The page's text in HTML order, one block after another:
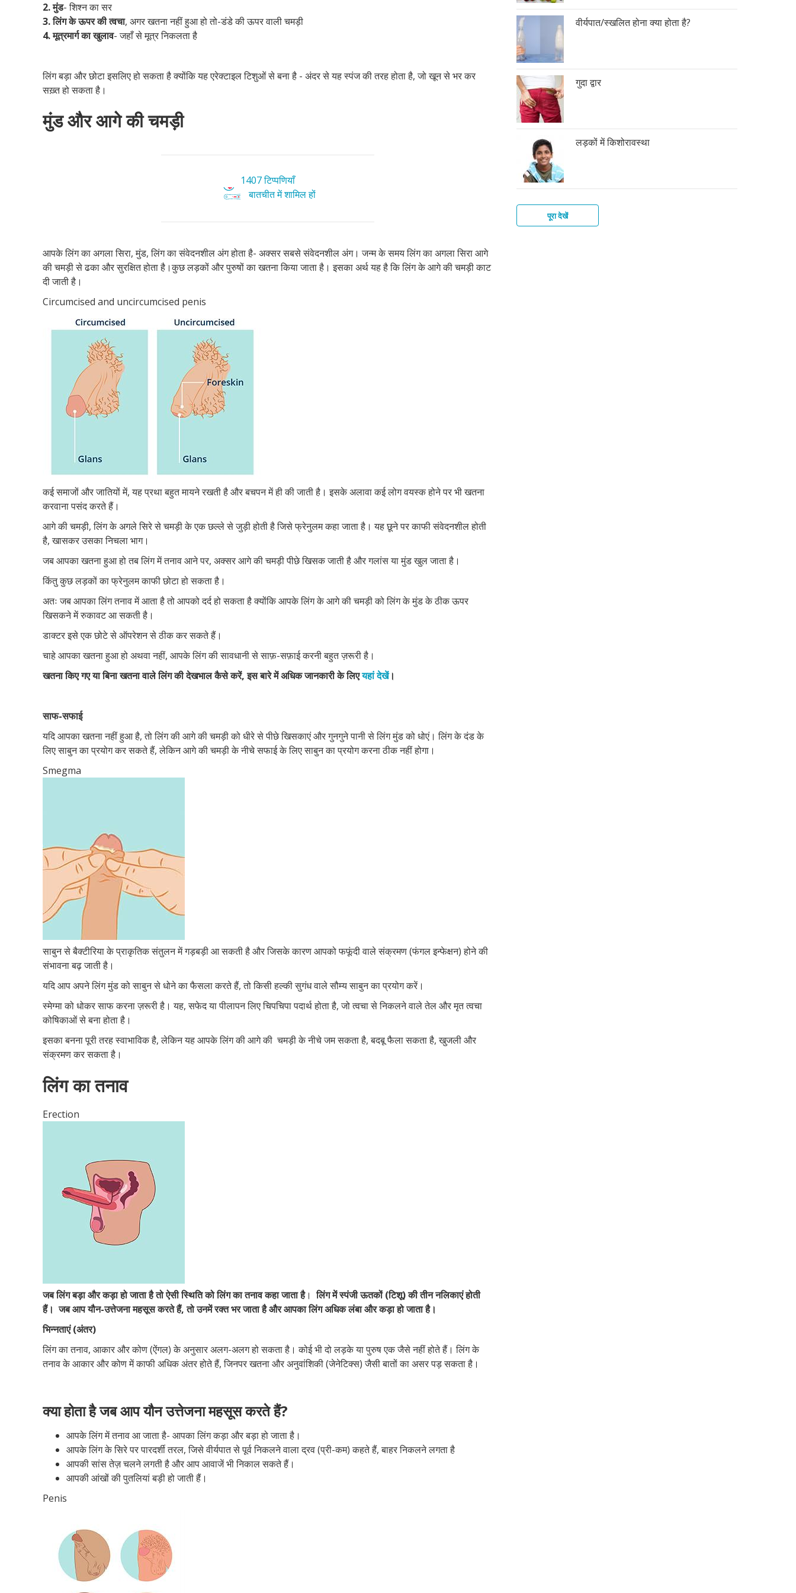
2.मुंड- शिश्न का सर
3. लिंग के ऊपर की त्वचा, अगर खतना नहीं हुआ हो तो-डंडे की ऊपर वाली चमड़ी
4. मूत्रमार्ग का खुलाव- जहाँ से मूत्र निकलता है
लिंग बड़ा और छोटा इसलिए हो सकता है क्योंकि यह एरेक्टाइल टिशुओं से बना है - अंदर से यह स्पंज की तरह होता है, जो खून से भर कर
सख़्त हो सकता है।
मुंड और आगे की चमड़ी
1407 टिप्पणियाँ
बातचीत में शामिल हों
आपके लिंग का अगला सिरा, मुंड, लिंग का संवेदनशील अंग होता है- अक्सर सबसे संवेदनशील अंग। जन्म के समय लिंग का अगला सिरा आगे
की चमड़ी से ढका और सुरक्षित होता है।कुछ लड़कों और पुरुषों का खतना किया जाता है। इसका अर्थ यह है कि लिंग के आगे की चमड़ी काट
दी जाती है।
Circumcised and uncircumcised penis
कई समाजों और जातियों में, यह प्रथा बहुत मायने रखती है और बचपन में ही की जाती है। इसके अलावा कई लोग वयस्क होने पर भी खतना
करवाना पसंद करते हैं।
आगे की चमड़ी, लिंग के अगले सिरे से चमड़ी के एक छल्ले से जुड़ी होती है जिसे फ्रेनुलम कहा जाता है। यह छूने पर काफी संवेदनशील होती
है, खासकर उसका निचला भाग।
जब आपका खतना हुआ हो तब लिंग में तनाव आने पर, अक्सर आगे की चमड़ी पीछे खिसक जाती है और गलांस या मुंड खुल जाता है।
किंतु कुछ लड़कों का फ्रेनुलम काफी छोटा हो सकता है।
अतः जब आपका लिंग तनाव में आता है तो आपको दर्द हो सकता है क्योंकि आपके लिंग के आगे की चमड़ी को लिंग के मुंड के ठीक ऊपर
खिसकने में रुकावट आ सकती है।
डाक्टर इसे एक छोटे से ऑपरेशन से ठीक कर सकते हैं।
चाहे आपका खतना हुआ हो अथवा नहीं, आपके लिंग की सावधानी से साफ़-सफ़ाई करनी बहुत ज़रूरी है।
खतना किए गए या बिना खतना वाले लिंग की देखभाल कैसे करें, इस बारे में अधिक जानकारी के लिएयहां देखें।
साफ-सफाई
यदि आपका खतना नहीं हुआ है, तो लिंग की आगे की चमड़ी को धीरे से पीछे खिसकाएं और गुनगुने पानी से लिंग मुंड को धोएं। लिंग के दंड के
लिए साबुन का प्रयोग कर सकते हैं, लेकिन आगे की चमड़ी के नीचे सफाई के लिए साबुन का प्रयोग करना ठीक नहीं होगा।
Smegma
साबुन से बैक्टीरिया के प्राकृतिक संतुलन में गड़बड़ी आ सकती है और जिसके कारण आपको फफूंदी वाले संक्रमण (फंगल इन्फेक्षन) होने की
संभावना बढ़ जाती है।
यदि आप अपने लिंग मुंड को साबुन से धोने का फैसला करते हैं, तो किसी हल्की सुगंध वाले सौम्य साबुन का प्रयोग करें।
स्मेग्मा को धोकर साफ करना ज़रूरी है। यह, सफेद या पीलापन लिए चिपचिपा पदार्थ होता है, जो त्वचा से निकलने वाले तेल और मृत त्वचा
कोषिकाओं से बना होता है।
इसका बनना पूरी तरह स्वाभाविक है, लेकिन यह आपके लिंग की आगे की चमड़ी के नीचे जम सकता है, बदबू फैला सकता है, खुजली और
संक्रमण कर सकता है।
लिंग का तनाव
Erection
जब लिंग बड़ा और कड़ा हो जाता है तो ऐसी स्थिति को लिंग का तनाव कहा जाता है।लिंग में स्पंजी ऊतकों (टिशू) की तीन नलिकाएं होती
हैं। जब आप यौन-उत्तेजना महसूस करते हैं, तो उनमें रक्त भर जाता है और आपका लिंग अधिक लंबा और कड़ा हो जाता है।
भिन्नताएं (अंतर)
लिंग का तनाव, आकार और कोण (ऐंगल) के अनुसार अलग-अलग हो सकता है। कोई भी दो लड़के या पुरुष एक जैसे नहीं होते हैं। लिंग के
तनाव के आकार और कोण में काफी अधिक अंतर होते हैं, जिनपर खतना और अनुवांशिकी (जेनेटिक्स) जैसी बातों का असर पड़ सकता है।
क्या होता है जब आप यौन उत्तेजना महसूस करते हैं?
आपके लिंग में तनाव आ जाता है- आपका लिंग कड़ा और बड़ा हो जाता है।
आपके लिंग के सिरे पर पारदर्शी तरल, जिसे वीर्यपात से पूर्व निकलने वाला द्रव (प्री-कम) कहते हैं, बाहर निकलने लगता है
आपकी सांस तेज़ चलने लगती है और आप आवाजें भी निकाल सकते हैं।
आपकी आंखों की पुतलियां बड़ी हो जाती हैं।
Penis
वीर्यपात/स्खलित होना क्या होता है?
गुदा द्वार
लड़कों में किशोरावस्था
पूरा देखें